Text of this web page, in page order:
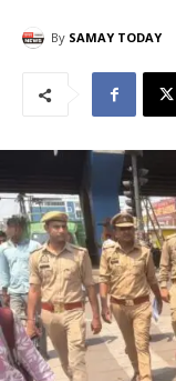
By SAMAY TODAY